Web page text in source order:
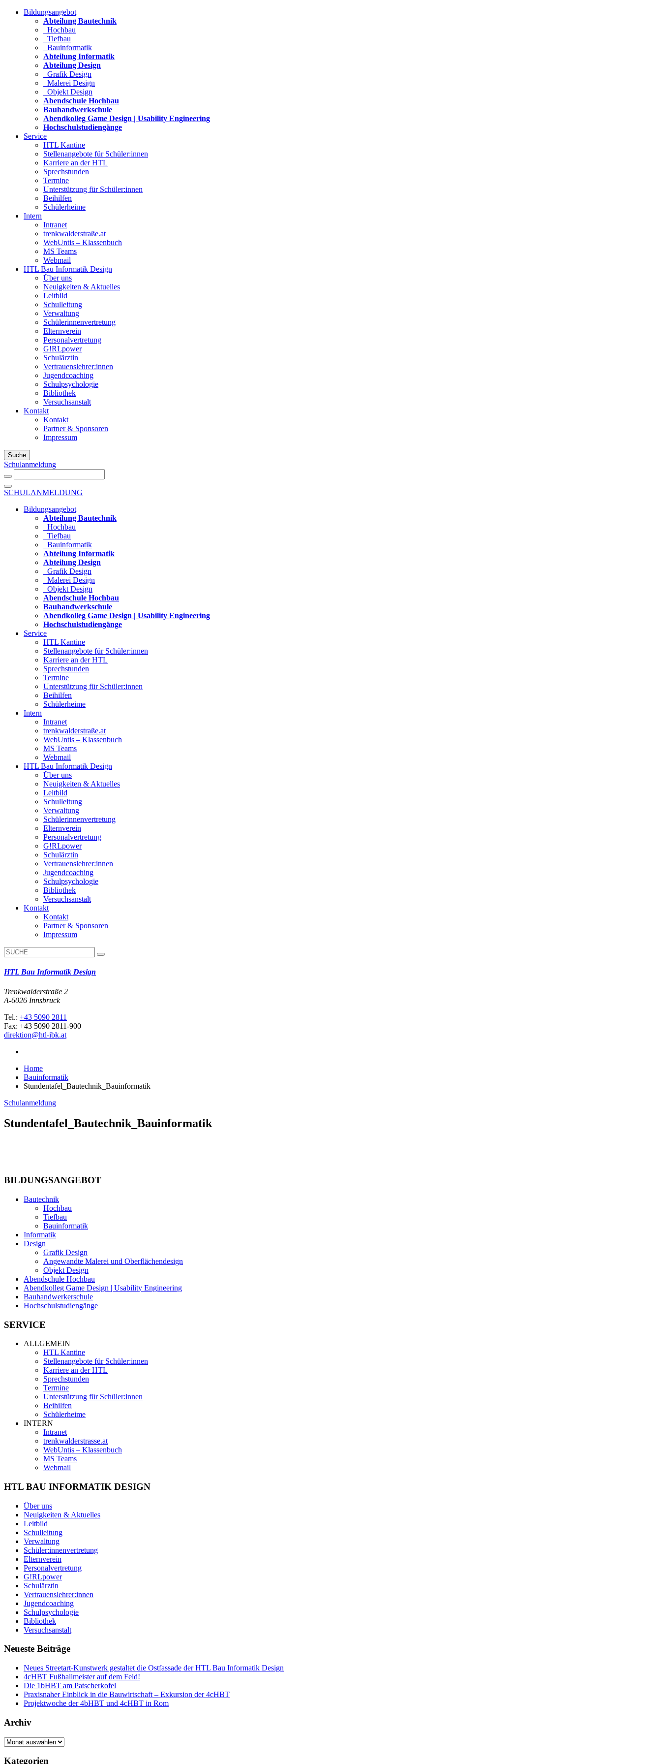
Bildungsangebot
Abteilung Bautechnik
Hochbau
Tiefbau
Bauinformatik
Abteilung Informatik
Abteilung Design
Grafik Design
Malerei Design
Objekt Design
Abendschule Hochbau
Bauhandwerkschule
Abendkolleg Game Design | Usability Engineering
Hochschulstudiengänge
Service
HTL Kantine
Stellenangebote für Schüler:innen
Karriere an der HTL
Sprechstunden
Termine
Unterstützung für Schüler:innen
Beihilfen
Schülerheime
Intern
Intranet
trenkwalderstraße.at
WebUntis – Klassenbuch
MS Teams
Webmail
HTL Bau Informatik Design
Über uns
Neuigkeiten & Aktuelles
Leitbild
Schulleitung
Verwaltung
Schülerinnenvertretung
Elternverein
Personalvertretung
G!RLpower
Schulärztin
Vertrauenslehrer:innen
Jugendcoaching
Schulpsychologie
Bibliothek
Versuchsanstalt
Kontakt
Kontakt
Partner & Sponsoren
Impressum
Suche
Schulanmeldung
SCHULANMELDUNG
Bildungsangebot
Abteilung Bautechnik
Hochbau
Tiefbau
Bauinformatik
Abteilung Informatik
Abteilung Design
Grafik Design
Malerei Design
Objekt Design
Abendschule Hochbau
Bauhandwerkschule
Abendkolleg Game Design | Usability Engineering
Hochschulstudiengänge
Service
HTL Kantine
Stellenangebote für Schüler:innen
Karriere an der HTL
Sprechstunden
Termine
Unterstützung für Schüler:innen
Beihilfen
Schülerheime
Intern
Intranet
trenkwalderstraße.at
WebUntis – Klassenbuch
MS Teams
Webmail
HTL Bau Informatik Design
Über uns
Neuigkeiten & Aktuelles
Leitbild
Schulleitung
Verwaltung
Schülerinnenvertretung
Elternverein
Personalvertretung
G!RLpower
Schulärztin
Vertrauenslehrer:innen
Jugendcoaching
Schulpsychologie
Bibliothek
Versuchsanstalt
Kontakt
Kontakt
Partner & Sponsoren
Impressum
HTL Bau Informatik Design
Trenkwalderstraße 2
A-6026 Innsbruck
Tel.: +43 5090 2811
Fax: +43 5090 2811-900
direktion@htl-ibk.at
Home
Bauinformatik
Stundentafel_Bautechnik_Bauinformatik
Schulanmeldung
Stundentafel_Bautechnik_Bauinformatik
BILDUNGSANGEBOT
Bautechnik
Hochbau
Tiefbau
Bauinformatik
Informatik
Design
Grafik Design
Angewandte Malerei und Oberflächendesign
Objekt Design
Abendschule Hochbau
Abendkolleg Game Design | Usability Engineering
Bauhandwerkerschule
Hochschulstudiengänge
SERVICE
ALLGEMEIN
HTL Kantine
Stellenangebote für Schüler:innen
Karriere an der HTL
Sprechstunden
Termine
Unterstützung für Schüler:innen
Beihilfen
Schülerheime
INTERN
Intranet
trenkwalderstrasse.at
WebUntis – Klassenbuch
MS Teams
Webmail
HTL BAU INFORMATIK DESIGN
Über uns
Neuigkeiten & Aktuelles
Leitbild
Schulleitung
Verwaltung
Schüler:innenvertretung
Elternverein
Personalvertretung
G!RLpower
Schulärztin
Vertrauenslehrer:innen
Jugendcoaching
Schulpsychologie
Bibliothek
Versuchsanstalt
Neueste Beiträge
Neues Streetart-Kunstwerk gestaltet die Ostfassade der HTL Bau Informatik Design
4cHBT Fußballmeister auf dem Feld!
Die 1bHBT am Patscherkofel
Praxisnaher Einblick in die Bauwirtschaft – Exkursion der 4cHBT
Projektwoche der 4bHBT und 4cHBT in Rom
Archiv
Archiv
Kategorien